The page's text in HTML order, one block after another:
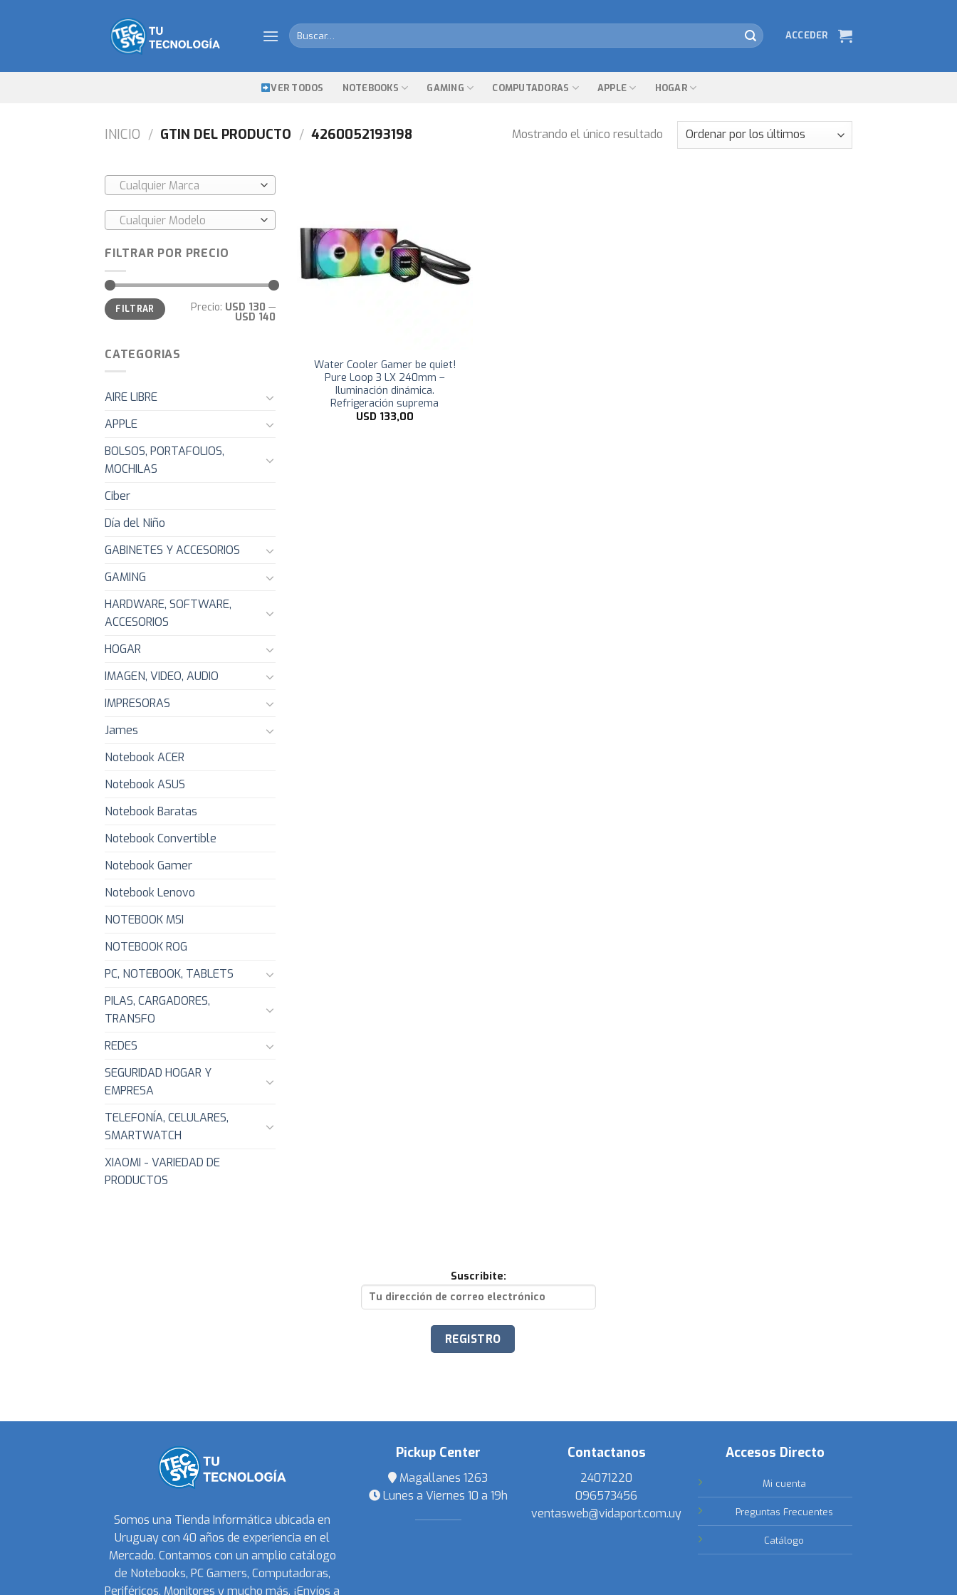
Buscar
por:
ACCEDER
VER TODOS NOTEBOOKS GAMING COMPUTADORAS APPLE HOGAR
INICIO / GTIN DEL PRODUCTO / 4260052193198 Mostrando el único resultado
Cualquier Marca
Cualquier Modelo
FILTRAR POR PRECIO
Precio
mínimo
Precio
máximo
FILTRAR Precio: USD 130 —
USD 140
CATEGORIAS
AIRE LIBRE
APPLE
BOLSOS, PORTAFOLIOS,
MOCHILAS
Ciber
Día del Niño
GABINETES Y ACCESORIOS
GAMING
HARDWARE, SOFTWARE,
ACCESORIOS
HOGAR
IMAGEN, VIDEO, AUDIO
IMPRESORAS
James
Notebook ACER
Notebook ASUS
Notebook Baratas
Notebook Convertible
Notebook Gamer
Notebook Lenovo
NOTEBOOK MSI
NOTEBOOK ROG
PC, NOTEBOOK, TABLETS
PILAS, CARGADORES,
TRANSFO
REDES
SEGURIDAD HOGAR Y
EMPRESA
TELEFONÍA, CELULARES,
SMARTWATCH
XIAOMI - VARIEDAD DE
PRODUCTOS
Water Cooler Gamer be quiet!
Pure Loop 3 LX 240mm –
Iluminación dinámica.
Refrigeración suprema
USD 133,00
Suscribite:
Somos una Tienda Informática ubicada en
Uruguay con 40 años de experiencia en el
Mercado. Contamos con un amplio catálogo
de Notebooks, PC Gamers, Computadoras,
Periféricos, Monitores y mucho más. ¡Envíos a
Pickup Center
Magallanes 1263
Lunes a Viernes 10 a 19h
Contactanos
24071220
096573456
ventasweb@vidaport.com.uy
Accesos Directo
Mi cuenta
Preguntas Frecuentes
Catálogo